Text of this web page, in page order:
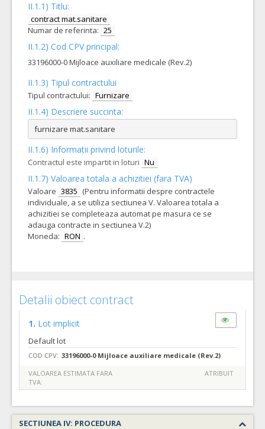
II.1.1) Titlu:
contract mat.sanitare
Numar de referinta: 25
II.1.2) Cod CPV principal:
33196000-0 Mijloace auxiliare medicale (Rev.2)
II.1.3) Tipul contractului
Tipul contractului: Furnizare
II.1.4) Descriere succinta:
furnizare mat.sanitare
II.1.6) Informatii privind loturile:
Contractul este impartit in loturi Nu
II.1.7) Valoarea totala a achizitiei (fara TVA)
Valoare 3835 (Pentru informatii despre contractele
individuale, a se utiliza sectiunea V. Valoarea totala a
achizitiei se completeaza automat pe masura ce se
adauga contracte in sectiunea V.2)
Moneda: RON .
Detalii obiect contract
1. Lot implicit
Default lot
COD CPV: 33196000-0 Mijloace auxiliare medicale (Rev.2)
VALOAREA ESTIMATA FARA
TVA:
ATRIBUIT
SECTIUNEA IV: PROCEDURA